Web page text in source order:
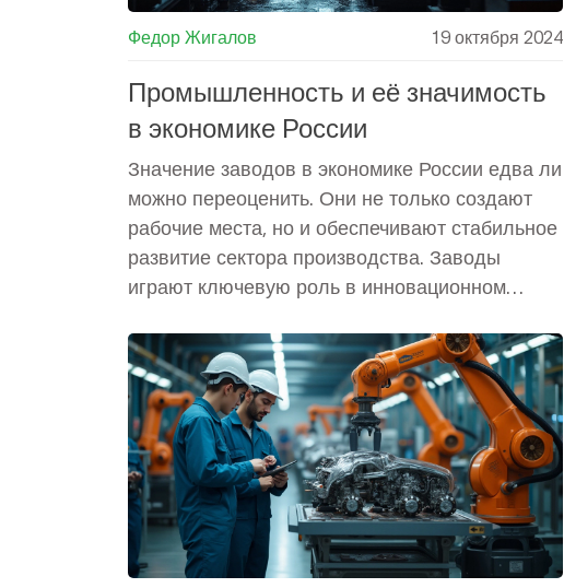
благосостояние регионов.
Федор Жигалов 19 октября 2024
Промышленность и её значимость
в экономике России
Значение заводов в экономике России едва ли
можно переоценить. Они не только создают
рабочие места, но и обеспечивают стабильное
развитие сектора производства. Заводы
играют ключевую роль в инновационном
международных позиций. Их влияние
распространяется на социальную сферу,
помогая облегчить социальные
напряжённости в регионах. Важно продолжать
поддерживать их рост и адаптацию к
современным вызовам экономики.